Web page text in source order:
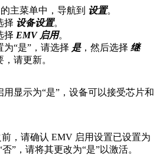
的主菜单中，导航到 设置。
择 设备设置。
择 EMV 启用。
为“是”，请选择 是，然后选择 继
请更新。
用显示为“是”，设备可以接受芯片和
，请确认 EMV 启用设置已设置为
”，请将其更改为“是”以激活。